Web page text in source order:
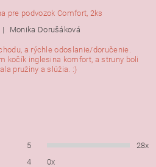
pre podvozok Comfort, 2ks
|
Monika Dorušáková
a rýchle odoslanie/doručenie.
kočík inglesina komfort, a struny boli
pružiny a slúžia. :)
5
28x
4
0x